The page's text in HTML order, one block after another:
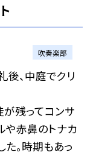
吹奏楽部
後、中庭でクリ
残ってコンサ
や赤鼻のトナカ
。時期もあっ